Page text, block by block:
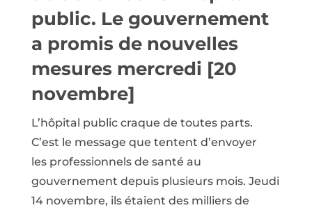
public. Le gouvernement
a promis de nouvelles
mesures mercredi [20
novembre]
L’hôpital public craque de toutes parts.
C’est le message que tentent d’envoyer
les professionnels de santé au
gouvernement depuis plusieurs mois. Jeudi
14 novembre, ils étaient des milliers de